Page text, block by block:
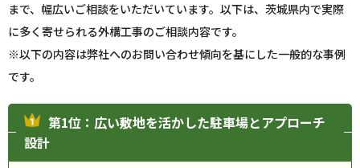
まで、幅広いご相談をいただいています。以下は、茨城県内で実際
に多く寄せられる外構工事のご相談内容です。
※以下の内容は弊社へのお問い合わせ傾向を基にした一般的な事例
です。
第1位：広い敷地を活かした駐車場とアプローチ
設計